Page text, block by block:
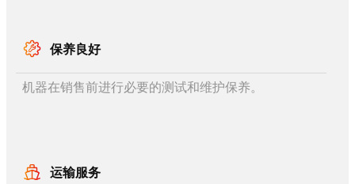
保养良好
机器在销售前进行必要的测试和维护保养。
运输服务